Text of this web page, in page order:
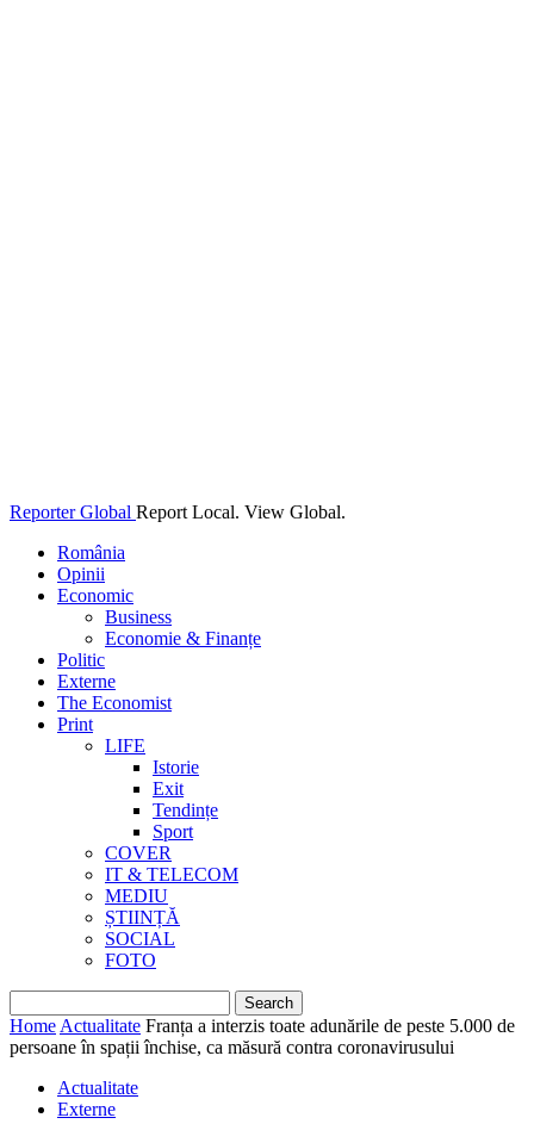
Reporter Global Report Local. View Global.
România
Opinii
Economic
Business
Economie & Finanțe
Politic
Externe
The Economist
Print
LIFE
Istorie
Exit
Tendințe
Sport
COVER
IT & TELECOM
MEDIU
ȘTIINȚĂ
SOCIAL
FOTO
Home Actualitate Franța a interzis toate adunările de peste 5.000 de
persoane în spații închise, ca măsură contra coronavirusului
Actualitate
Externe